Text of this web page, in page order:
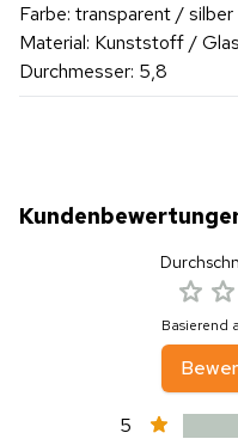
Farbe: transparent / silber
Material: Kunststoff / Glas
Durchmesser: 5,8
Basierend
5